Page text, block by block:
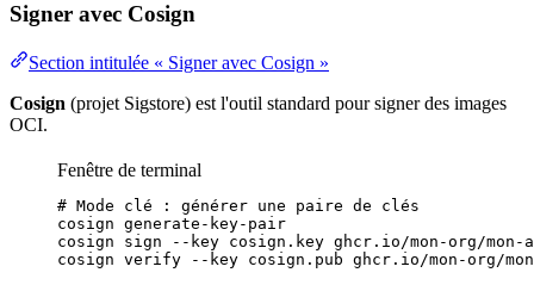
Signer avec Cosign
Section intitulée « Signer avec Cosign »
Cosign (projet Sigstore) est l'outil standard pour signer des images
OCI.
Fenêtre de terminal
# Mode clé : générer une paire de clés
cosign generate-key-pair
cosign
sign --key cosign.key ghcr.io/mon-org/mon-
cosign verify --key cosign.pub ghcr.io/mon-org/